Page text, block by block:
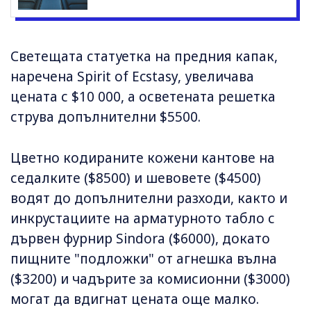
Светещата статуетка на предния капак,
наречена Spirit of Ecstasy, увеличава
цената с $10 000, а осветената решетка
струва допълнителни $5500.
Цветно кодираните кожени кантове на
седалките ($8500) и шевовете ($4500)
водят до допълнителни разходи, както и
инкрустациите на арматурното табло с
дървен фурнир Sindora ($6000), докато
пищните "подложки" от агнешка вълна
($3200) и чадърите за комисионни ($3000)
могат да вдигнат цената още малко.